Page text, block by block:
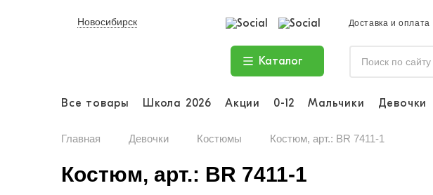
Новосибирск Доставка и оплата
Каталог
Все товары Школа 2026 Акции 0-12 Мальчики Девочки
Главная Девочки Костюмы Костюм, арт.: BR 7411-1
Костюм, арт.: BR 7411-1